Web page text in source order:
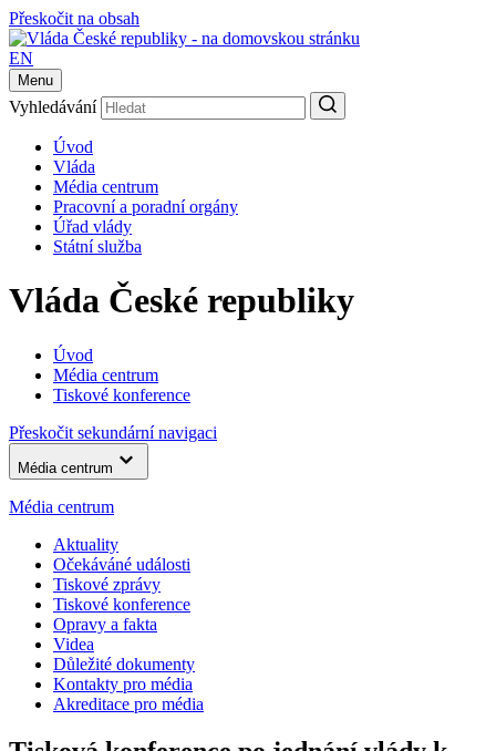
Přeskočit na obsah
EN
Menu
Vyhledávání
Úvod
Vláda
Média centrum
Pracovní a poradní orgány
Úřad vlády
Státní služba
Vláda České republiky
Úvod
Média centrum
Tiskové konference
Přeskočit sekundární navigaci
Média centrum
Média centrum
Aktuality
Očekáváné události
Tiskové zprávy
Tiskové konference
Opravy a fakta
Videa
Důležité dokumenty
Kontakty pro média
Akreditace pro média